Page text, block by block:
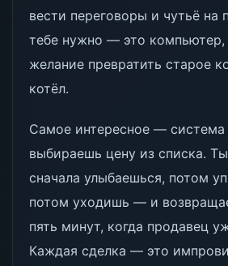
вести переговоры и чутьё на
тебе нужно — это компьютер,
желание превратить старое
котёл.
Самое интересное — система
выбираешь цену из списка.
сначала улыбаешься, потом
потом уходишь — и
пять минут, когда продавец
Каждая сделка — это